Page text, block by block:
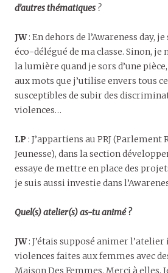
d’autres thématiques ?
JW: En dehors de l’Awareness day,
éco-délégué de ma classe. Sinon, je
la lumière quand je sors d’une
aux mots que j’utilise envers tous
susceptibles de subir des
violences…
LP: J’appartiens au PRJ (Parlement
Jeunesse), dans la section
essaye de mettre en place des
je suis aussi investie dans
Quel(s) atelier(s) as-tu animé ?
JW: J’étais supposé animer
violences faites aux femmes avec
Maison Des Femmes. Merci à elles.